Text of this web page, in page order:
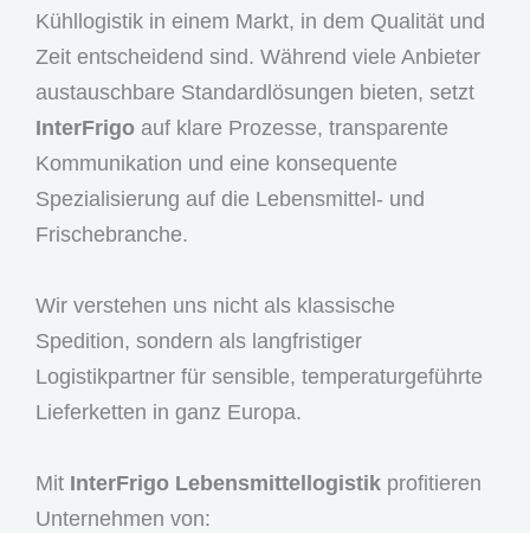
Kühllogistik in einem Markt, in dem Qualität und
Zeit entscheidend sind. Während viele Anbieter
austauschbare Standardlösungen bieten, setzt
InterFrigo auf klare Prozesse, transparente
Kommunikation und eine konsequente
Spezialisierung auf die Lebensmittel- und
Frischebranche.
Wir verstehen uns nicht als klassische
Spedition, sondern als langfristiger
Logistikpartner für sensible, temperaturgeführte
Lieferketten in ganz Europa.
Mit InterFrigo Lebensmittellogistik profitieren
Unternehmen von: